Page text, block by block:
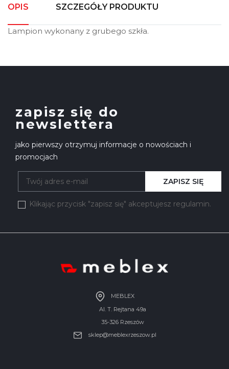
OPIS SZCZEGÓŁY PRODUKTU
Lampion wykonany z grubego szkła.
zapisz się do
newslettera
jako pierwszy otrzymuj informacje o nowościach i
promocjach
Klikając przycisk "zapisz się" akceptujesz regulamin.
ZAPISZ SIĘ
MEBLEX
Al. T. Rejtana 49a
35-326 Rzeszów
sklep@meblexrzeszow.pl